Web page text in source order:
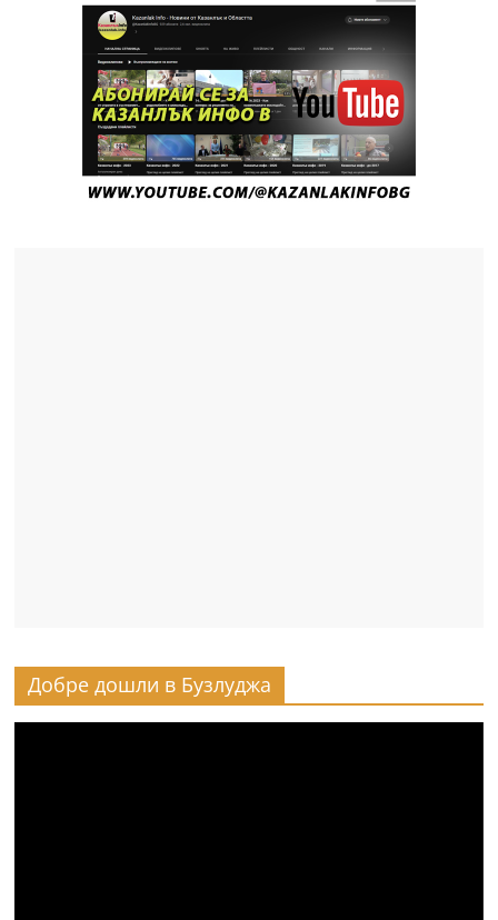
Добре дошли в Бузлуджа